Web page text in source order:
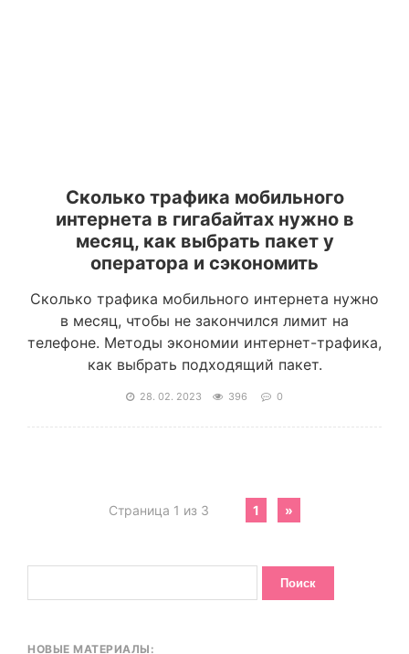
Сколько трафика мобильного
интернета в гигабайтах нужно в
месяц, как выбрать пакет у
оператора и сэкономить
Сколько трафика мобильного интернета нужно
в месяц, чтобы не закончился лимит на
телефоне. Методы экономии интернет-трафика,
как выбрать подходящий пакет.
28. 02. 2023 396 0
Страница 1 из 3 1 »
НОВЫЕ МАТЕРИАЛЫ: